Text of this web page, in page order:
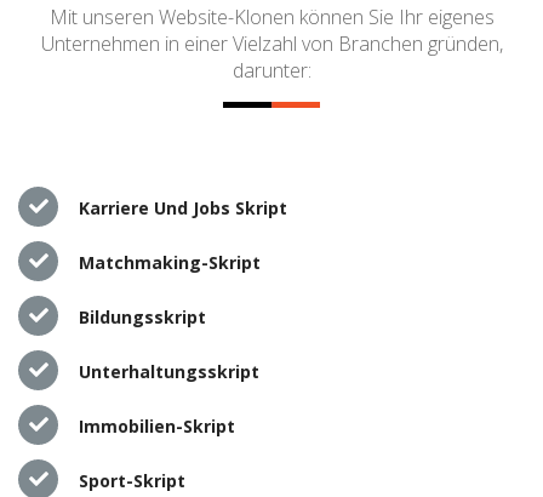
Mit unseren Website-Klonen können Sie Ihr eigenes
Unternehmen in einer Vielzahl von Branchen gründen,
darunter:
Karriere Und Jobs Skript
Matchmaking-Skript
Bildungsskript
Unterhaltungsskript
Immobilien-Skript
Sport-Skript